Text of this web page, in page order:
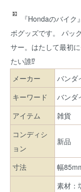
『Hondaのバイ
ボグッズです。 パッ
サー。はたして最初
たい誰⁉
メーカー
バンダ
キーワード
バンダ
アイテム
雑貨
コンディシ
ョン
新品
寸法 幅
素材：